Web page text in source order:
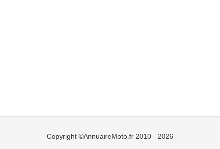
Copyright ©AnnuaireMoto.fr 2010 - 2026